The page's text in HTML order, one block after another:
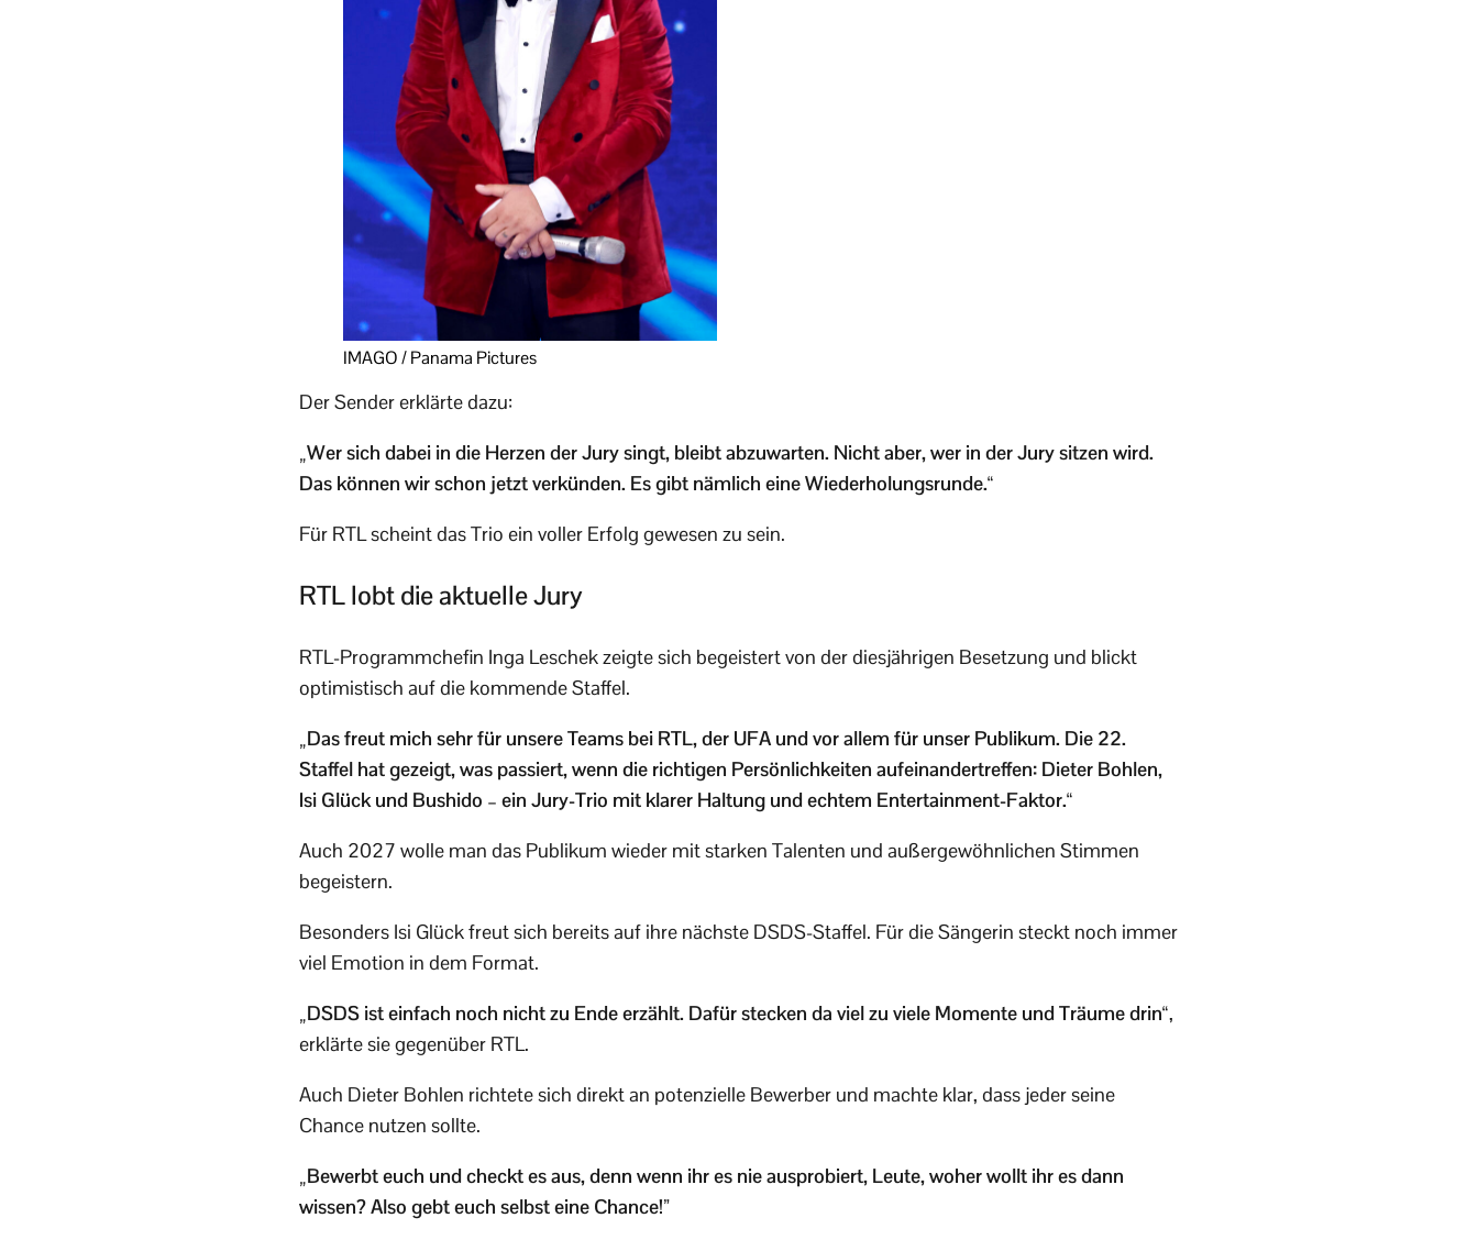
IMAGO / Panama Pictures
Der Sender erklärte dazu:
„Wer sich dabei in die Herzen der Jury singt, bleibt abzuwarten. Nicht aber, wer in der Jury sitzen wird.
Das können wir schon jetzt verkünden. Es gibt nämlich eine Wiederholungsrunde.“
Für RTL scheint das Trio ein voller Erfolg gewesen zu sein.
RTL lobt die aktuelle Jury
RTL-Programmchefin Inga Leschek zeigte sich begeistert von der diesjährigen Besetzung und blickt
optimistisch auf die kommende Staffel.
„Das freut mich sehr für unsere Teams bei RTL, der UFA und vor allem für unser Publikum. Die 22.
Staffel hat gezeigt, was passiert, wenn die richtigen Persönlichkeiten aufeinandertreffen: Dieter Bohlen,
Isi Glück und Bushido – ein Jury-Trio mit klarer Haltung und echtem Entertainment-Faktor.“
Auch 2027 wolle man das Publikum wieder mit starken Talenten und außergewöhnlichen Stimmen
begeistern.
Besonders Isi Glück freut sich bereits auf ihre nächste DSDS-Staffel. Für die Sängerin steckt noch immer
viel Emotion in dem Format.
„DSDS ist einfach noch nicht zu Ende erzählt. Dafür stecken da viel zu viele Momente und Träume drin“,
erklärte sie gegenüber RTL.
Auch Dieter Bohlen richtete sich direkt an potenzielle Bewerber und machte klar, dass jeder seine
Chance nutzen sollte.
„Bewerbt euch und checkt es aus, denn wenn ihr es nie ausprobiert, Leute, woher wollt ihr es dann
wissen? Also gebt euch selbst eine Chance!”